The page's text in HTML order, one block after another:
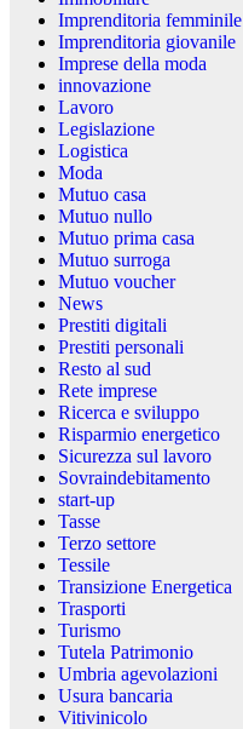
Imprenditoria femminile
Imprenditoria giovanile
Imprese della moda
innovazione
Lavoro
Legislazione
Logistica
Moda
Mutuo casa
Mutuo nullo
Mutuo prima casa
Mutuo surroga
Mutuo voucher
News
Prestiti digitali
Prestiti personali
Resto al sud
Rete imprese
Ricerca e sviluppo
Risparmio energetico
Sicurezza sul lavoro
Sovraindebitamento
start-up
Tasse
Terzo settore
Tessile
Transizione Energetica
Trasporti
Turismo
Tutela Patrimonio
Umbria agevolazioni
Usura bancaria
Vitivinicolo